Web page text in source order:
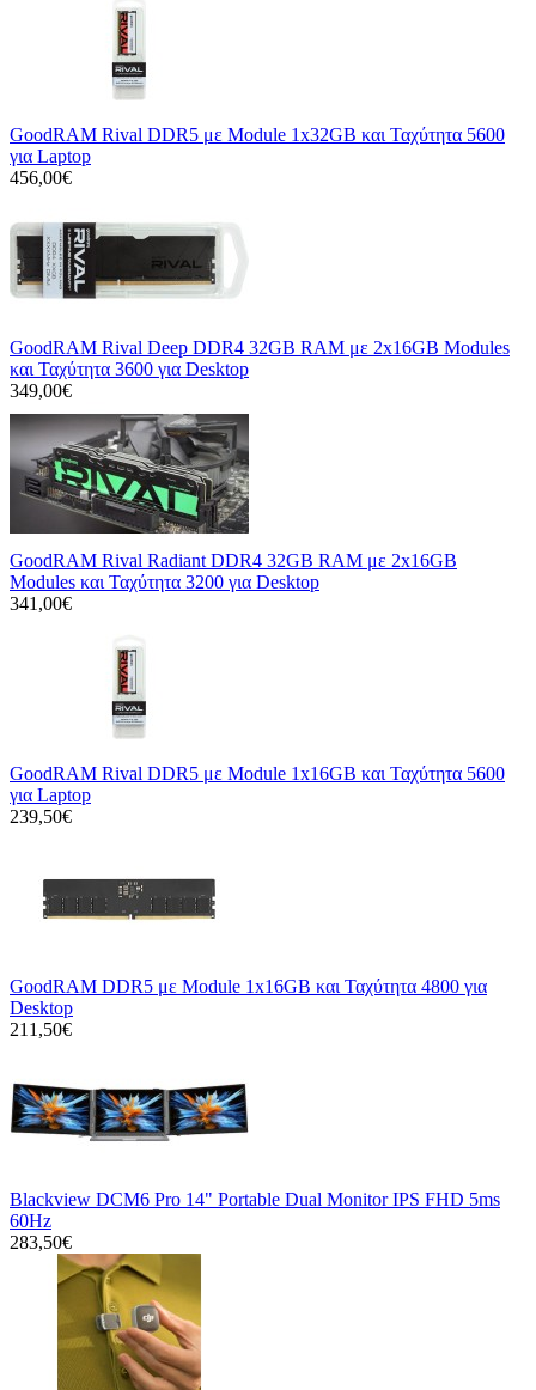
GoodRAM Rival DDR5 με Module 1x32GB και Ταχύτητα 5600
για Laptop
456,00€
GoodRAM Rival Deep DDR4 32GB RAM με 2x16GB Modules
και Ταχύτητα 3600 για Desktop
349,00€
GoodRAM Rival Radiant DDR4 32GB RAM με 2x16GB
Modules και Ταχύτητα 3200 για Desktop
341,00€
GoodRAM Rival DDR5 με Module 1x16GB και Ταχύτητα 5600
για Laptop
239,50€
GoodRAM DDR5 με Module 1x16GB και Ταχύτητα 4800 για
Desktop
211,50€
Blackview DCM6 Pro 14" Portable Dual Monitor IPS FHD 5ms
60Hz
283,50€